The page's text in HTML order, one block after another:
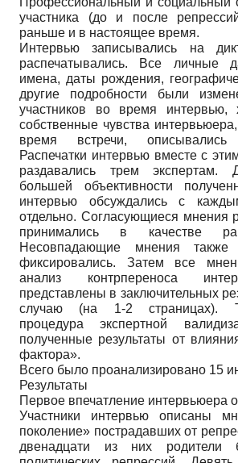
участника (до и после
раньше и в настоящее время.
Интервью записывались на
распечатывались. Все личные
имена, даты рождения,
другие подробности были
участников во время интервью,
собственные чувства
время встречи, описывались
Распечатки интервью вместе с
раздавались трем экспертам.
большей объективности
интервью обсуждались с
отдельно. Согласующиеся мнения
принимались в качестве
Несовпадающие мнения также
фиксировались. Затем все
анализ контрпереноса
представлены в заключительных
случаю (на 1-2 страницах).
процедура экспертной
полученные результаты от
фактора».
Всего было проанализировано 15
Результаты
Первое впечатление интервьюера
Участники интервью описаны
поколение» пострадавших от
двенадцати из них родители